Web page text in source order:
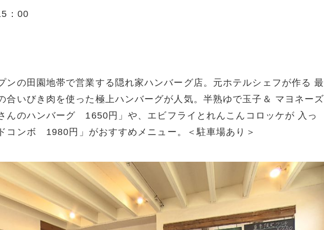
：00
ンの田園地帯で営業する隠れ家ハンバーグ店。元ホテルシェフが作る 最
合いびき肉を使った極上ハンバーグが人気。半熟ゆで玉子＆ マヨネーズ
んのハンバーグ 1650円」や、エビフライとれんこんコロッケが 入っ
コンボ 1980円」がおすすめメニュー。＜駐車場あり＞